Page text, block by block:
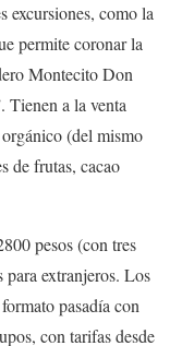
excursiones, como la
permite coronar la
Montecito Don
Tienen a la venta
(del mismo
de frutas, cacao
pesos (con tres
extranjeros. Los
pasadía con
con tarifas desde